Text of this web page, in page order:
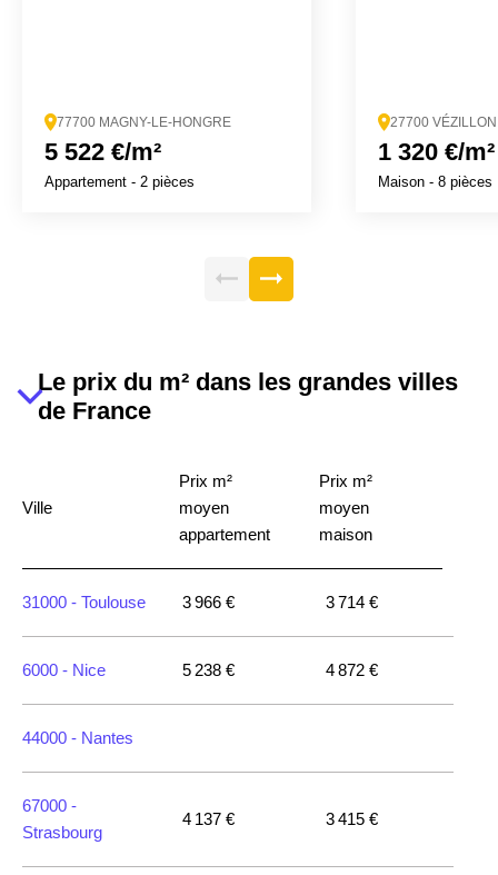
77700 MAGNY-LE-HONGRE
5 522 €/m²
Appartement - 2 pièces
27700 VÉZILLON
1 320 €/m²
Maison - 8 pièces
Le prix du m² dans les grandes villes
de France
Ville
Prix m²
moyen
appartement
Prix m²
moyen
maison
31000 - Toulouse 3 966 € 3 714 €
6000 - Nice 5 238 € 4 872 €
44000 - Nantes
67000 -
Strasbourg
4 137 € 3 415 €